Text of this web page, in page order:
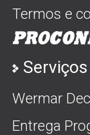
Termos e
Serviços
Wermar
Entrega